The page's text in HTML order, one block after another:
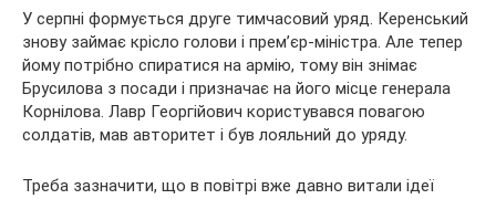
У серпні формується друге тимчасовий уряд. Керенський
знову займає крісло голови і прем’єр-міністра. Але тепер
йому потрібно спиратися на армію, тому він знімає
Брусилова з посади і призначає на його місце генерала
Корнілова. Лавр Георгійович користувався повагою
солдатів, мав авторитет і був лояльний до уряду.
Треба зазначити, що в повітрі вже давно витали ідеї